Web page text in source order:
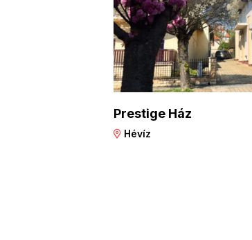
Prestige Ház
Hévíz